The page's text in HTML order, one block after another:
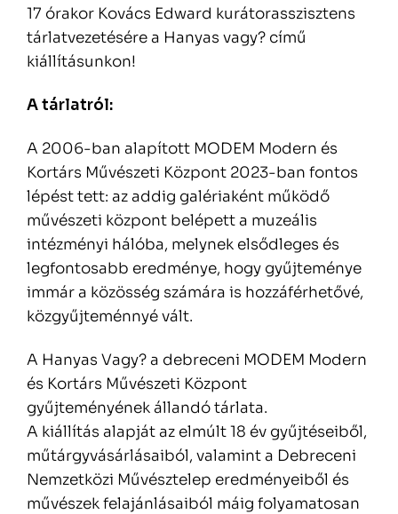
17 órakor Kovács Edward kurátorasszisztens
tárlatvezetésére a Hanyas vagy? című
kiállításunkon!
A tárlatról:
A 2006-ban alapított MODEM Modern és
Kortárs Művészeti Központ 2023-ban fontos
lépést tett: az addig galériaként működő
művészeti központ belépett a muzeális
intézményi hálóba, melynek elsődleges és
legfontosabb eredménye, hogy gyűjteménye
immár a közösség számára is hozzáférhetővé,
közgyűjteménnyé vált.
A Hanyas Vagy? a debreceni MODEM Modern
és Kortárs Művészeti Központ
gyűjteményének állandó tárlata.
A kiállítás alapját az elmúlt 18 év gyűjtéseiből,
műtárgyvásárlásaiból, valamint a Debreceni
Nemzetközi Művésztelep eredményeiből és
művészek felajánlásaiból máig folyamatosan